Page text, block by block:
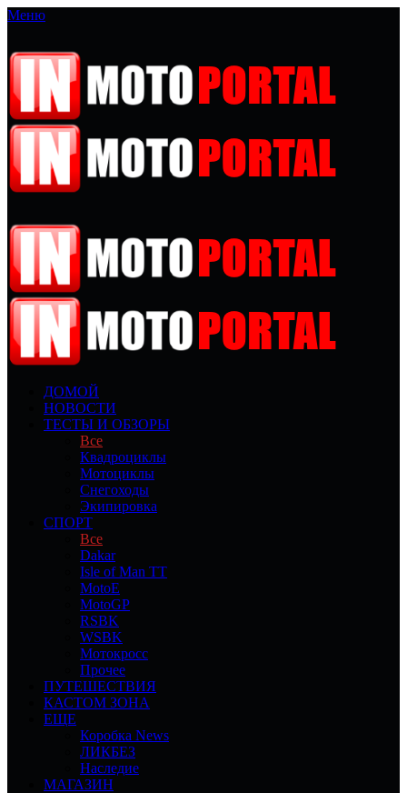
Меню
ДОМОЙ
НОВОСТИ
ТЕСТЫ И ОБЗОРЫ
Все
Квадроциклы
Мотоциклы
Снегоходы
Экипировка
СПОРТ
Все
Dakar
Isle of Man TT
MotoE
MotoGP
RSBK
WSBK
Мотокросс
Прочее
ПУТЕШЕСТВИЯ
КАСТОМ ЗОНА
ЕЩЕ
Коробка News
ЛИКБЕЗ
Наследие
МАГАЗИН